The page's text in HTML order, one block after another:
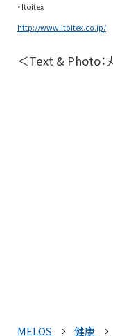
・Itoitex
http://www.itoitex.co.jp/
＜Text & Photo：
MELOS
健康